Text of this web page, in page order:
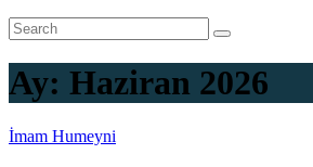
Ay: Haziran 2026
İmam Humeyni